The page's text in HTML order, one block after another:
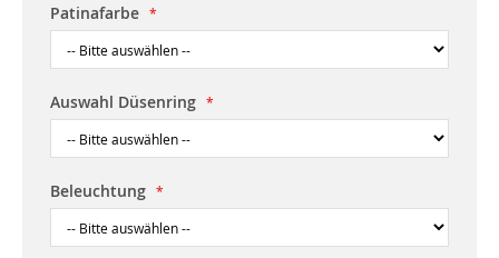
Patinafarbe
Auswahl Düsenring
Beleuchtung